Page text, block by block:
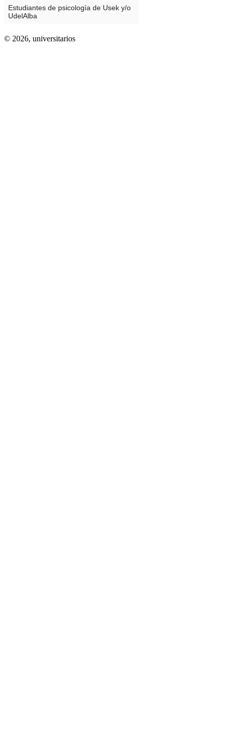
© 2026, universitarios